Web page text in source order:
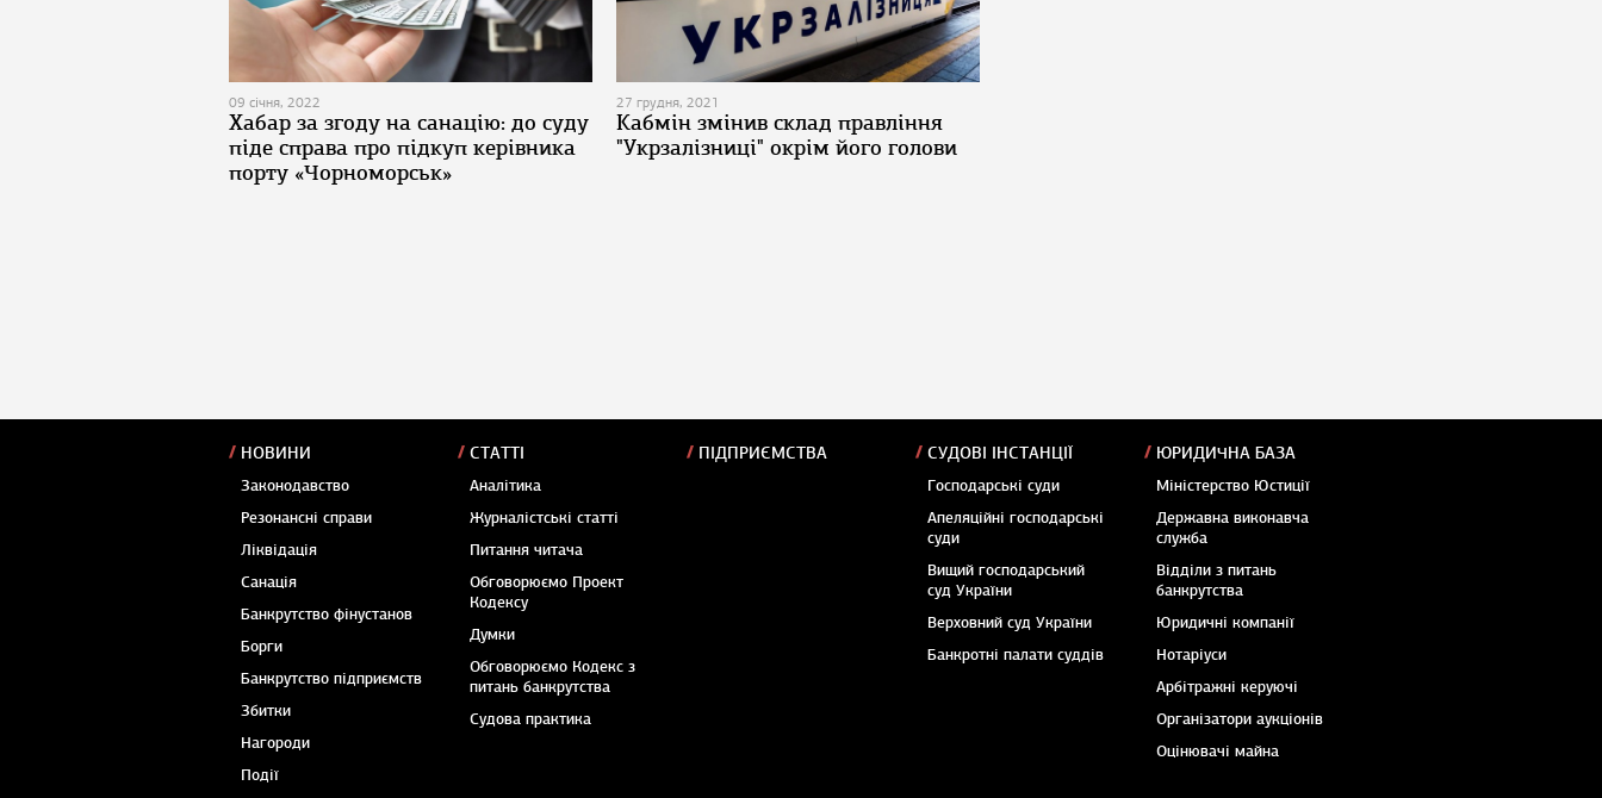
09 січня, 2022
Хабар за згоду на санацію: до суду
піде справа про підкуп керівника
порту «Чорноморськ»
27 грудня, 2021
Кабмін змінив склад правління
"Укрзалізниці" окрім його голови
НОВИНИ
Законодавство
Резонансні справи
Ліквідація
Санація
Банкрутство фінустанов
Борги
Банкрутство підприємств
Збитки
Нагороди
Події
СТАТТІ
Аналітика
Журналістські статті
Питання читача
Обговорюємо Проект
Кодексу
Думки
Обговорюємо Кодекс з
питань банкрутства
Судова практика
ПІДПРИЄМСТВА СУДОВІ ІНСТАНЦІЇ
Господарські суди
Апеляційні господарські
суди
Вищий господарський
суд України
Верховний суд України
Банкротні палати суддів
ЮРИДИЧНА БАЗА
Міністерство Юстиції
Державна виконавча
служба
Відділи з питань
банкрутства
Юридичні компанії
Нотаріуси
Арбітражні керуючі
Організатори аукціонів
Оцінювачі майна